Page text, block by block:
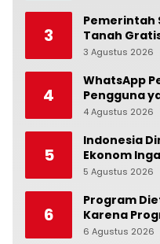
3
Pemerintah
Tanah
3 Agustus 2026
4
WhatsApp
Pengguna
4 Agustus 2026
5
Indonesia
Ekonom
5 Agustus 2026
6
Program
Karena
6 Agustus 2026